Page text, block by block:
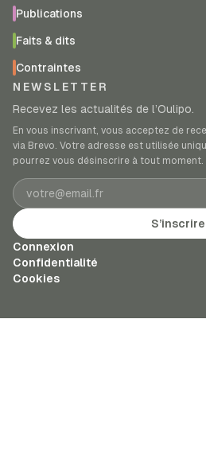
Publications
Faits & dits
Contraintes
NEWSLETTER
Recevez les actualités de l’Oulipo.
En vous inscrivant, vous acceptez de
via Brevo. Votre adresse est utilisée
pourrez vous désinscrire à tout moment.
Adresse e-mail
S’inscrire
Connexion
Confidentialité
Cookies